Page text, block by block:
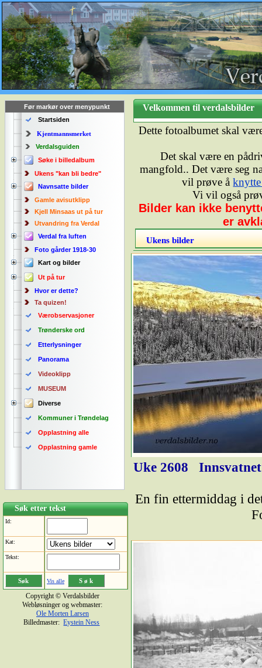
Før markør over menypunkt
Startsiden
Kjentmannsmerket
Verdalsguiden
Søke i billedalbum
Ukens "kan bli bedre"
Navnsatte bilder
Gamle avisutklipp
Kjell Minsaas ut på tur
Utvandring fra Verdal
Verdal fra luften
Foto gårder 1918-30
Kart og bilder
Ut på tur
Hvor er dette?
Ta quizen!
Værobservasjoner
Trønderske ord
Etterlysninger
Panorama
Videoklipp
MUSEUM
Diverse
Kommuner i Trøndelag
Opplastning alle
Opplastning gamle
Søk etter tekst
Id:
Kat:
Tekst:
Vis alle
Copyright © Verdalsbilder
Webløsninger og webmaster:
Ole Morten Larsen
Billedmaster:Eystein Ness
Velkommen til
Dette fotoalbumet skal
Det skal være en
mangfold.. Det være seg
vil prøve å
Vi vil også
Bilder kan ikke
er
Ukens bilder
Uke 2608
En fin ettermiddag i